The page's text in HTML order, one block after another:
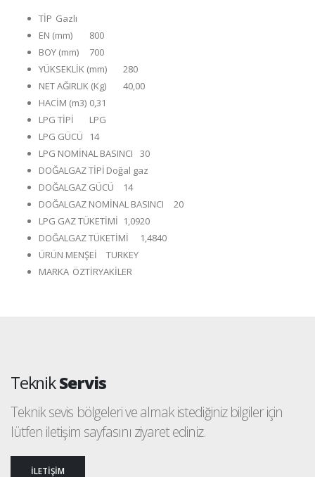
TİP Gazlı
EN (mm)
800
BOY (mm)
700
YÜKSEKLİK (mm)
280
NET AĞIRLIK (Kg)
40,00
HACİM (m3) 0,31
LPG TİPİ
LPG
LPG GÜCÜ
14
LPG NOMİNAL BASINCI
30
DOĞALGAZ TİPİ Doğal gaz
DOĞALGAZ GÜCÜ
14
DOĞALGAZ NOMİNAL BASINCI
20
LPG GAZ TÜKETİMİ 1,0920
DOĞALGAZ TÜKETİMİ
1,4840
ÜRÜN MENŞEİ
TURKEY
MARKA ÖZTİRYAKİLER
TeknikServis
Teknik sevis bölgeleri ve almak istediğiniz bilgiler için
lütfen iletişim sayfasını ziyaret ediniz.
İLETİŞİM